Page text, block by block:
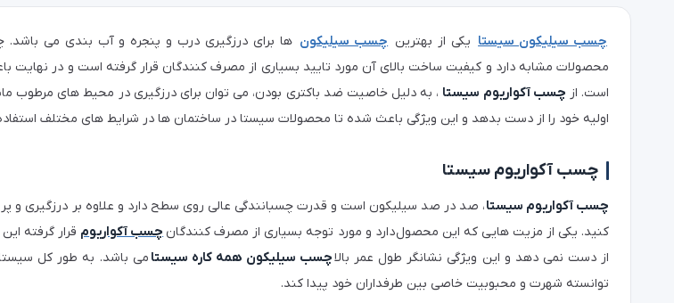
چسب سیلیکون سیستا یکی از بهترین چسب سیلیکون ها برای درزگیری درب و پنجره و آب بندی می
محصولات مشابه دارد و کیفیت ساخت بالای آن مورد تایید بسیاری از مصرف کنندگان قرار گرفته است و در نهایت
است. از چسب آکواریوم سیستا ، به دلیل خاصیت ضد باکتری بودن، می توان برای درزگیری در محیط های
اولیه خود را از دست بدهد و این ویژگی باعث شده تا محصولات سیستا در ساختمان ها در شرایط های مختلف
چسب آکواریوم سیستا
چسب آکواریوم سیستا، صد در صد سیلیکون است و قدرت چسبانندگی عالی روی سطح دارد و علاوه بر درزگیری و
کنید. یکی از مزیت هایی که این محصول دارد و مورد توجه بسیاری از مصرف کنندگانچسب آکواریوم قرار گرفته
از دست نمی دهد و این ویژگی نشانگر طول عمر بالاچسب سیلیکون همه کاره سیستا می باشد. به طور کل
توانسته شهرت و محبوبیت خاصی بین طرفداران خود پیدا کند.